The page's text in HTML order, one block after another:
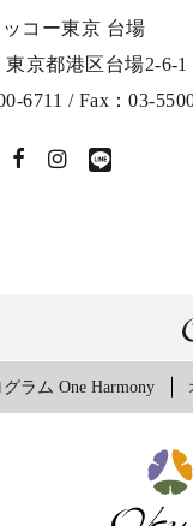
コー東京 台場
東京都港区台場2-6-1
6711 / Fax：03-
ラム One Harmony